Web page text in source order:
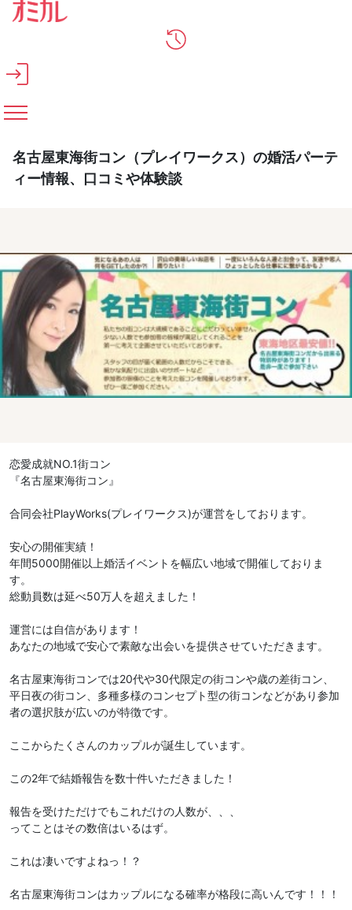
メインコンテンツへスキップ
名古屋東海街コン（プレイワークス）の婚活パーテ
ィー情報、口コミや体験談
恋愛成就NO.1街コン
『名古屋東海街コン』
合同会社PlayWorks(プレイワークス)が運営をしております。
安心の開催実績！
年間5000開催以上婚活イベントを幅広い地域で開催しておりま
す。
総動員数は延べ50万人を超えました！
運営には自信があります！
あなたの地域で安心で素敵な出会いを提供させていただきます。
名古屋東海街コンでは20代や30代限定の街コンや歳の差街コン、
平日夜の街コン、多種多様のコンセプト型の街コンなどがあり参加
者の選択肢が広いのが特徴です。
ここからたくさんのカップルが誕生しています。
この2年で結婚報告を数十件いただきました！
報告を受けただけでもこれだけの人数が、、、
ってことはその数倍はいるはず。
これは凄いですよねっ！？
名古屋東海街コンはカップルになる確率が格段に高いんです！！！